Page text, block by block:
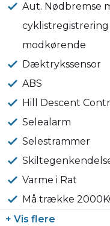
Aut. Nødbremse
modkørende
Dæktrykssensor
ABS
Hill Descent
Selealarm
Selestrammer
Varme i Rat
Må trække
+ Vis flere